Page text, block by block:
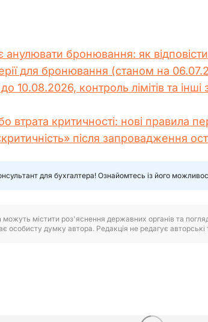
бронювання: як відповісти
для бронювання (станом на
10.08.2026, контроль лімітів та
втрата критичності: нові правила
після запровадження
для бухгалтера! Ознайомтесь із його
можуть містити роз'яснення державних органів та
особисту думку автора. Редакція не редагує авторські